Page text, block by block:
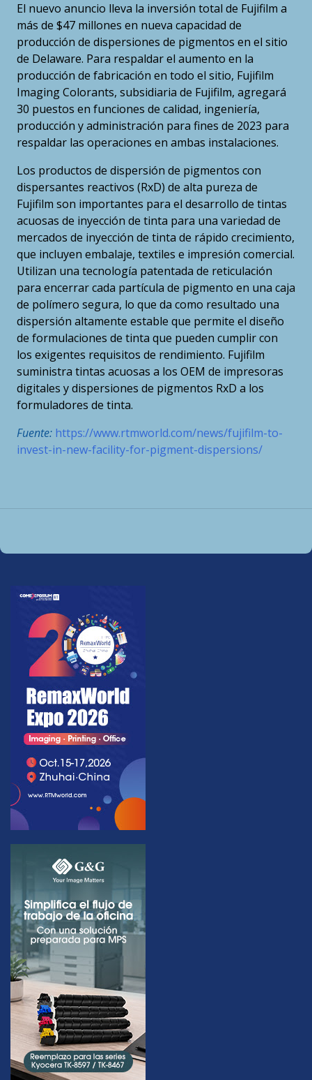
El nuevo anuncio lleva la inversión total de Fujifilm a
más de $47 millones en nueva capacidad de
producción de dispersiones de pigmentos en el sitio
de Delaware. Para respaldar el aumento en la
producción de fabricación en todo el sitio, Fujifilm
Imaging Colorants, subsidiaria de Fujifilm, agregará
30 puestos en funciones de calidad, ingeniería,
producción y administración para fines de 2023 para
respaldar las operaciones en ambas instalaciones.
Los productos de dispersión de pigmentos con
dispersantes reactivos (RxD) de alta pureza de
Fujifilm son importantes para el desarrollo de tintas
acuosas de inyección de tinta para una variedad de
mercados de inyección de tinta de rápido crecimiento,
que incluyen embalaje, textiles e impresión comercial.
Utilizan una tecnología patentada de reticulación
para encerrar cada partícula de pigmento en una caja
de polímero segura, lo que da como resultado una
dispersión altamente estable que permite el diseño
de formulaciones de tinta que pueden cumplir con
los exigentes requisitos de rendimiento. Fujifilm
suministra tintas acuosas a los OEM de impresoras
digitales y dispersiones de pigmentos RxD a los
formuladores de tinta.
Fuente: https://www.rtmworld.com/news/fujifilm-to-
invest-in-new-facility-for-pigment-dispersions/